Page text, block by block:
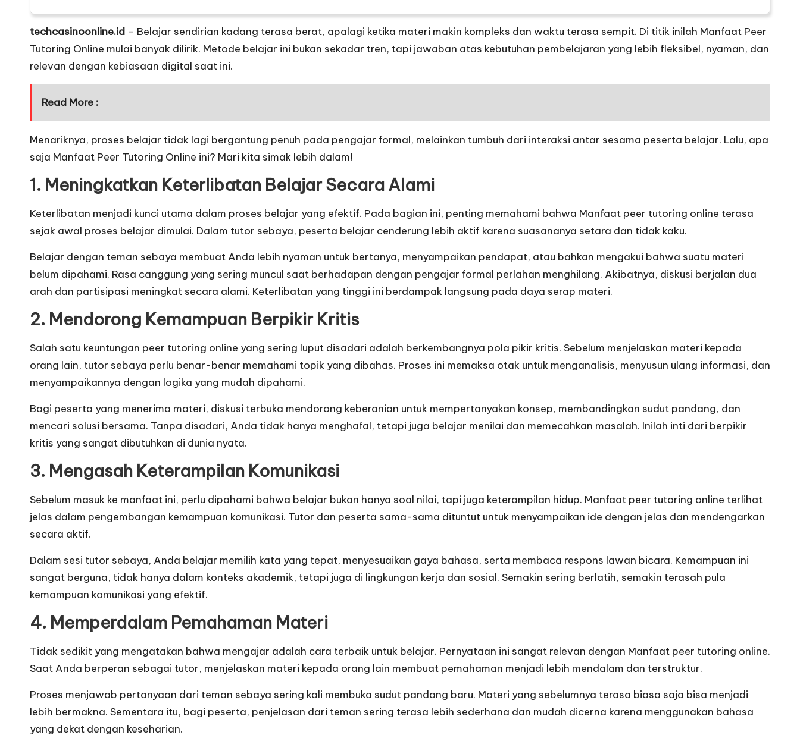
techcasinoonline.id – Belajar sendirian kadang terasa berat, apalagi ketika materi makin kompleks dan waktu terasa sempit. Di titik inilah Manfaat Peer
Tutoring Online mulai banyak dilirik. Metode belajar ini bukan sekadar tren, tapi jawaban atas kebutuhan pembelajaran yang lebih fleksibel, nyaman, dan
relevan dengan kebiasaan digital saat ini.
Read More :
Menariknya, proses belajar tidak lagi bergantung penuh pada pengajar formal, melainkan tumbuh dari interaksi antar sesama peserta belajar. Lalu, apa
saja Manfaat Peer Tutoring Online ini? Mari kita simak lebih dalam!
1. Meningkatkan Keterlibatan Belajar Secara Alami
Keterlibatan menjadi kunci utama dalam proses belajar yang efektif. Pada bagian ini, penting memahami bahwa Manfaat peer tutoring online terasa
sejak awal proses belajar dimulai. Dalam tutor sebaya, peserta belajar cenderung lebih aktif karena suasananya setara dan tidak kaku.
Belajar dengan teman sebaya membuat Anda lebih nyaman untuk bertanya, menyampaikan pendapat, atau bahkan mengakui bahwa suatu materi
belum dipahami. Rasa canggung yang sering muncul saat berhadapan dengan pengajar formal perlahan menghilang. Akibatnya, diskusi berjalan dua
arah dan partisipasi meningkat secara alami. Keterlibatan yang tinggi ini berdampak langsung pada daya serap materi.
2. Mendorong Kemampuan Berpikir Kritis
Salah satu keuntungan peer tutoring online yang sering luput disadari adalah berkembangnya pola pikir kritis. Sebelum menjelaskan materi kepada
orang lain, tutor sebaya perlu benar-benar memahami topik yang dibahas. Proses ini memaksa otak untuk menganalisis, menyusun ulang informasi, dan
menyampaikannya dengan logika yang mudah dipahami.
Bagi peserta yang menerima materi, diskusi terbuka mendorong keberanian untuk mempertanyakan konsep, membandingkan sudut pandang, dan
mencari solusi bersama. Tanpa disadari, Anda tidak hanya menghafal, tetapi juga belajar menilai dan memecahkan masalah. Inilah inti dari berpikir
kritis yang sangat dibutuhkan di dunia nyata.
3. Mengasah Keterampilan Komunikasi
Sebelum masuk ke manfaat ini, perlu dipahami bahwa belajar bukan hanya soal nilai, tapi juga keterampilan hidup. Manfaat peer tutoring online terlihat
jelas dalam pengembangan kemampuan komunikasi. Tutor dan peserta sama-sama dituntut untuk menyampaikan ide dengan jelas dan mendengarkan
secara aktif.
Dalam sesi tutor sebaya, Anda belajar memilih kata yang tepat, menyesuaikan gaya bahasa, serta membaca respons lawan bicara. Kemampuan ini
sangat berguna, tidak hanya dalam konteks akademik, tetapi juga di lingkungan kerja dan sosial. Semakin sering berlatih, semakin terasah pula
kemampuan komunikasi yang efektif.
4. Memperdalam Pemahaman Materi
Tidak sedikit yang mengatakan bahwa mengajar adalah cara terbaik untuk belajar. Pernyataan ini sangat relevan dengan Manfaat peer tutoring online.
Saat Anda berperan sebagai tutor, menjelaskan materi kepada orang lain membuat pemahaman menjadi lebih mendalam dan terstruktur.
Proses menjawab pertanyaan dari teman sebaya sering kali membuka sudut pandang baru. Materi yang sebelumnya terasa biasa saja bisa menjadi
lebih bermakna. Sementara itu, bagi peserta, penjelasan dari teman sering terasa lebih sederhana dan mudah dicerna karena menggunakan bahasa
yang dekat dengan keseharian.